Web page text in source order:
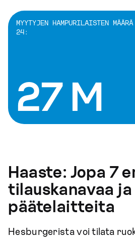
MYYTYJEN HAMPURILAISTEN
24:
27 M
Haaste: Jopa 7
tilauskanavaa
päätelaitteita
Hesburgerista voi tilata